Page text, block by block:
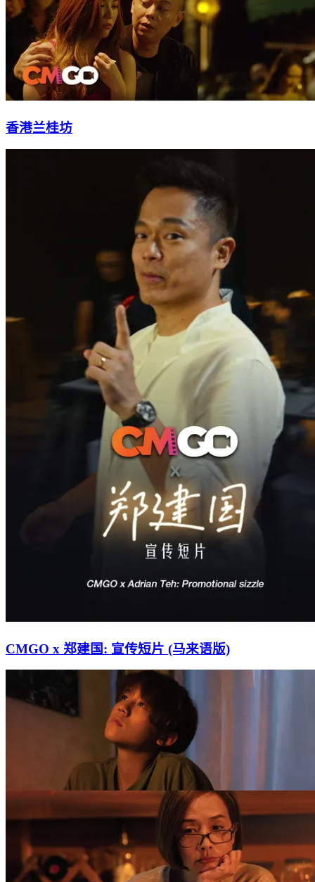
香港兰桂坊
CMGO x 郑建国: 宣传短片 (马来语版)